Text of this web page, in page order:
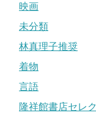
映画
未分類
林真理子推奨
着物
言語
隆祥館書店セレ